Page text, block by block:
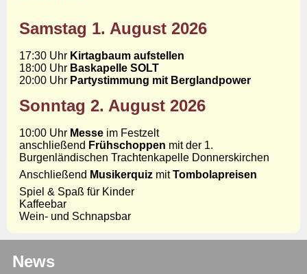
Samstag 1. August 2026
17:30 Uhr Kirtagbaum aufstellen
18:00 Uhr Baskapelle SOLT
20:00 Uhr Partystimmung mit Berglandpower
Sonntag 2. August 2026
10:00 Uhr Messe im Festzelt
anschließend Frühschoppen mit der 1.
Burgenländischen Trachtenkapelle Donnerskirchen
Anschließend Musikerquiz mitTombolapreisen
Spiel & Spaß für Kinder
Kaffeebar
Wein- und Schnapsbar
News